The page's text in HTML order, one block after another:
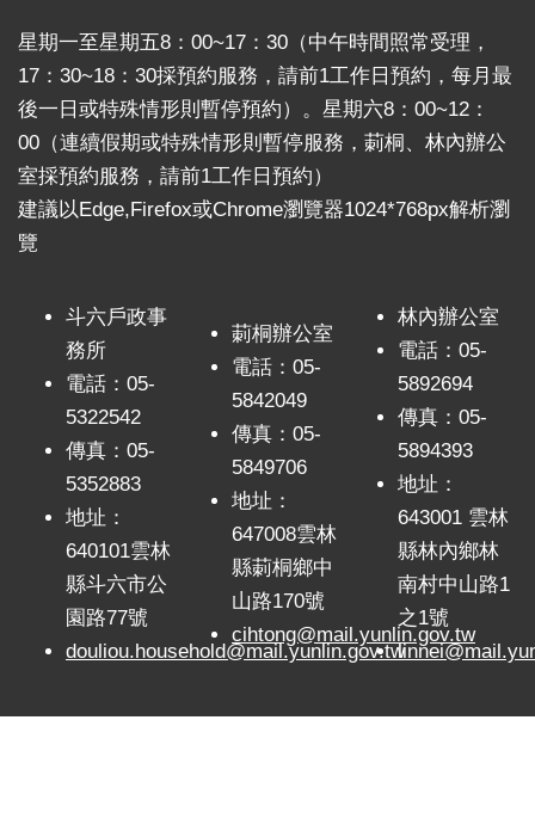
口
資
訊
網
隱
私
權
保
料
星期一至星期五8：00~17：30（中午時間照常受理，
17：30~18：30採預約服務，請前1工作日預約，每月最
後一日或特殊情形則暫停預約）。星期六8：00~12：
00（連續假期或特殊情形則暫停服務，莿桐、林內辦公
室採預約服務，請前1工作日預約）
建議以Edge,Firefox或Chrome瀏覽器1024*768px解析瀏
覽
斗六戶政事
務所
電話：05-
5322542
傳真：05-
5352883
地址：
640101雲林
縣斗六市公
園路77號
douliou.household@mail.yunlin.gov.tw
莿桐辦公室
電話：05-
5842049
傳真：05-
5849706
地址：
647008雲林
縣莿桐鄉中
山路170號
cihtong@mail.yunlin.gov.tw
林內辦公室
電話：05-
5892694
傳真：05-
5894393
地址：
643001 雲林
縣林內鄉林
南村中山路1
之1號